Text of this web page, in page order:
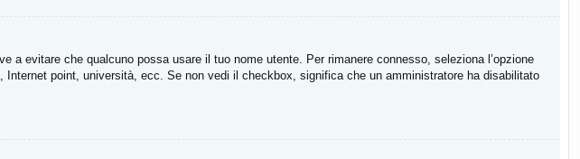
evitare che qualcuno possa usare il tuo nome utente. Per rimanere connesso, seleziona l’opzione
point, università, ecc. Se non vedi il checkbox, significa che un amministratore ha disabilitato